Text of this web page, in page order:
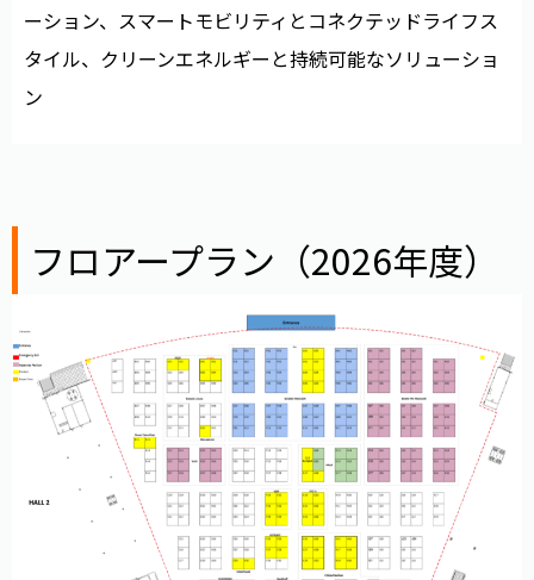
ーション、スマートモビリティとコネクテッドライフス
タイル、クリーンエネルギーと持続可能なソリューショ
ン
フロアープラン（2026年度）